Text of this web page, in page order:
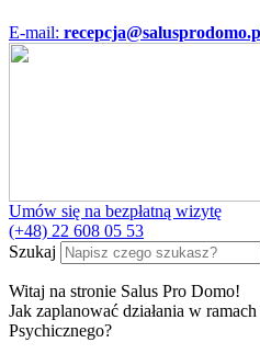
E-mail:
Umów się na bezpłatną wizytę
(+48) 22 608 05 53
Szukaj
Witaj na stronie Salus Pro Domo!
Jak zaplanować działania w
Psychicznego?